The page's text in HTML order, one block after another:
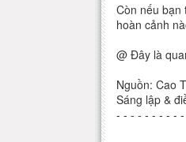
Còn nếu bạn
hoàn cảnh
@ Đây là
Nguồn: Cao
Sáng lập &
- - - - - - - - -